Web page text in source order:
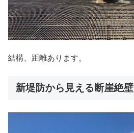
結構、距離あります。
新堤防から見える断崖絶壁